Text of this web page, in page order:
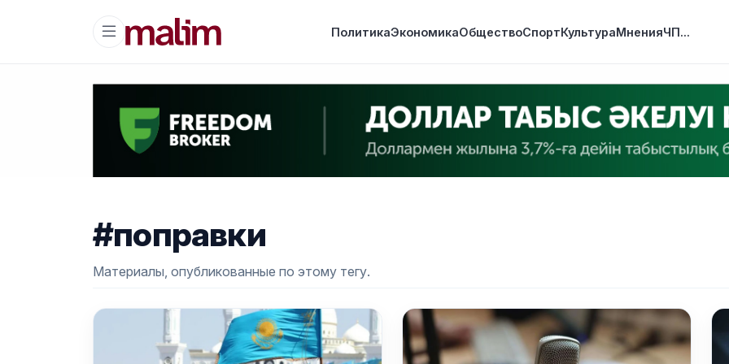
ПолитикаЭкономикаОбществоСпортКультураМненияЧП...
#поправки
Материалы, опубликованные по этому тегу.